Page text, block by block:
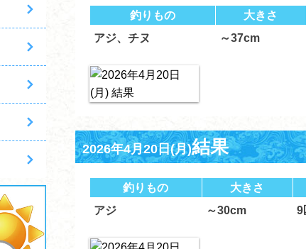
釣りもの 大きさ
アジ、チヌ
～37cm
2026年4月20日(月)結果
釣りもの 大きさ
アジ
～30cm 9